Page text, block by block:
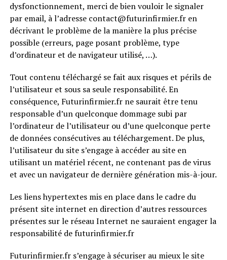
dysfonctionnement, merci de bien vouloir le signaler
par email, à l’adresse contact@futurinfirmier.fr en
décrivant le problème de la manière la plus précise
possible (erreurs, page posant problème, type
d’ordinateur et de navigateur utilisé, …).
Tout contenu téléchargé se fait aux risques et périls de
l’utilisateur et sous sa seule responsabilité. En
conséquence, Futurinfirmier.fr ne saurait être tenu
responsable d’un quelconque dommage subi par
l’ordinateur de l’utilisateur ou d’une quelconque perte
de données consécutives au téléchargement. De plus,
l’utilisateur du site s’engage à accéder au site en
utilisant un matériel récent, ne contenant pas de virus
et avec un navigateur de dernière génération mis-à-jour.
Les liens hypertextes mis en place dans le cadre du
présent site internet en direction d’autres ressources
présentes sur le réseau Internet ne sauraient engager la
responsabilité de futurinfirmier.fr
Futurinfirmier.fr s’engage à sécuriser au mieux le site